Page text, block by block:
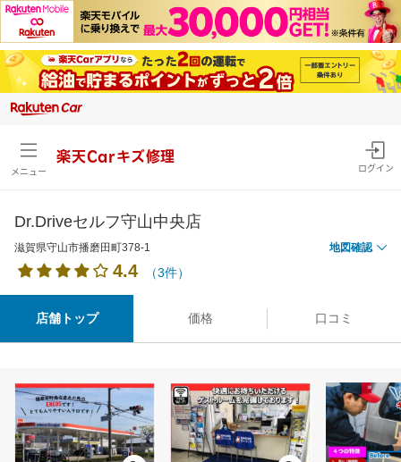
メニュー
楽天Carキズ修理
ログイン
Dr.Driveセルフ守山中央店
滋賀県守山市播磨田町378-1 地図確認
4.4 （3件）
店舗トップ 価格 口コミ